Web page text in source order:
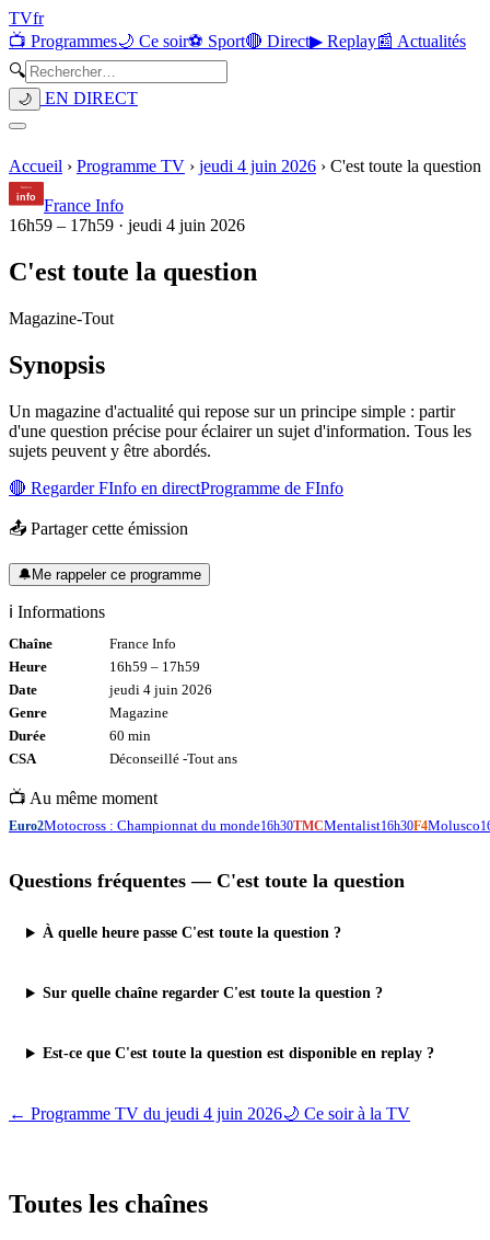
TVfr
📺 Programmes🌙 Ce soir⚽ Sport🔴 Direct▶ Replay📰 Actualités
🔍
🌙 EN DIRECT
Accueil › Programme TV › jeudi 4 juin 2026 › C'est toute la question
France Info
16h59 – 17h59 · jeudi 4 juin 2026
C'est toute la question
Magazine-Tout
Synopsis
Un magazine d'actualité qui repose sur un principe simple : partir
d'une question précise pour éclairer un sujet d'information. Tous les
sujets peuvent y être abordés.
🔴 RegarderFInfo en directProgramme de FInfo
📤 Partager cette émission
🔔Me rappeler ce programme
ℹ️ Informations
Chaîne
France Info
Heure
16h59 – 17h59
Date
jeudi 4 juin 2026
Genre
Magazine
Durée
60 min
CSA
Déconseillé -Tout ans
📺 Au même moment
Euro2Motocross : Championnat du monde16h30TMCMentalist16h30F4Molusco
Questions fréquentes — C'est toute la question
À quelle heure passe C'est toute la question ?
Sur quelle chaîne regarder C'est toute la question ?
Est-ce que C'est toute la question est disponible en replay ?
← Programme TV du jeudi 4 juin 2026🌙 Ce soir à la TV
Toutes les chaînes